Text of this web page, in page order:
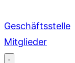
Geschäftsstelle
Mitglieder